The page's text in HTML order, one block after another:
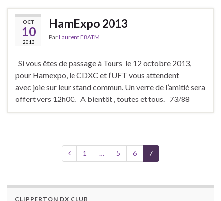
OCT
10
2013
HamExpo 2013
ParLaurent F8ATM
Si vous êtes de passage à Tours le 12 octobre 2013,
pour Hamexpo, le CDXC et l’UFT vous attendent
avec joie sur leur stand commun. Un verre de l’amitié sera
offert vers 12h00. A bientôt , toutes et tous. 73/88
1 … 5 6 7
CLIPPERTON DX CLUB